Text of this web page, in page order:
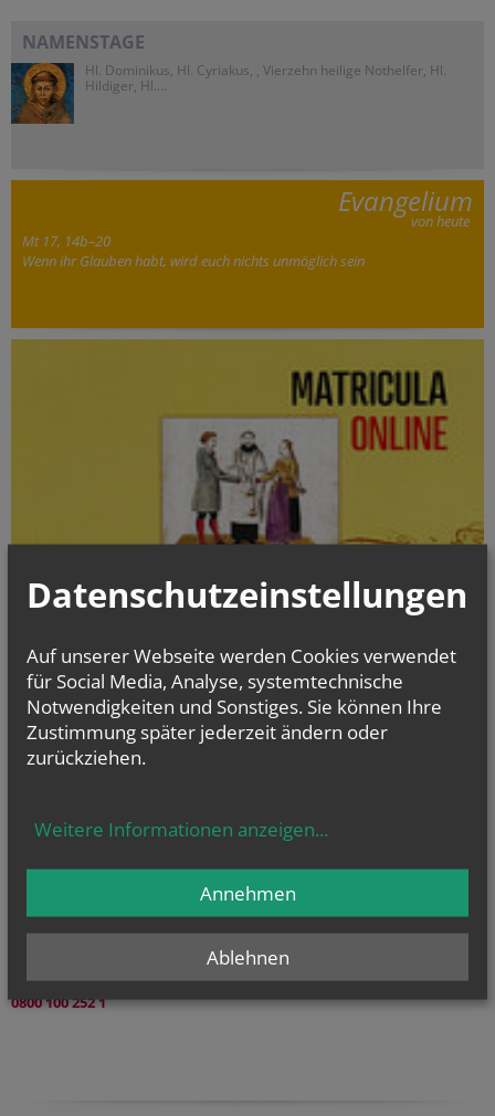
NAMENSTAGE
Hl. Dominikus, Hl. Cyriakus, , Vierzehn heilige Nothelfer, Hl.
Hildiger, Hl....
Evangelium
von heute
Mt 17, 14b–20
Wenn ihr Glauben habt, wird euch nichts unmöglich sein
Die digitalisierten Matrikenbücher vom Beginn der jeweiligen
Matrikenführung an bis einschließlich 1938 können online kostenlos
und jederzeit eingesehen werden.
(tägliche liturgische Texte)
Liturgischer Kalender
Priesternotrufnummer:
0800 100 252 1
Datenschutzeinstellungen
Auf unserer Webseite werden Cookies verwendet
für Social Media, Analyse, systemtechnische
Notwendigkeiten und Sonstiges. Sie können Ihre
Zustimmung später jederzeit ändern oder
zurückziehen.
Weitere Informationen anzeigen...
Ablehnen
Annehmen